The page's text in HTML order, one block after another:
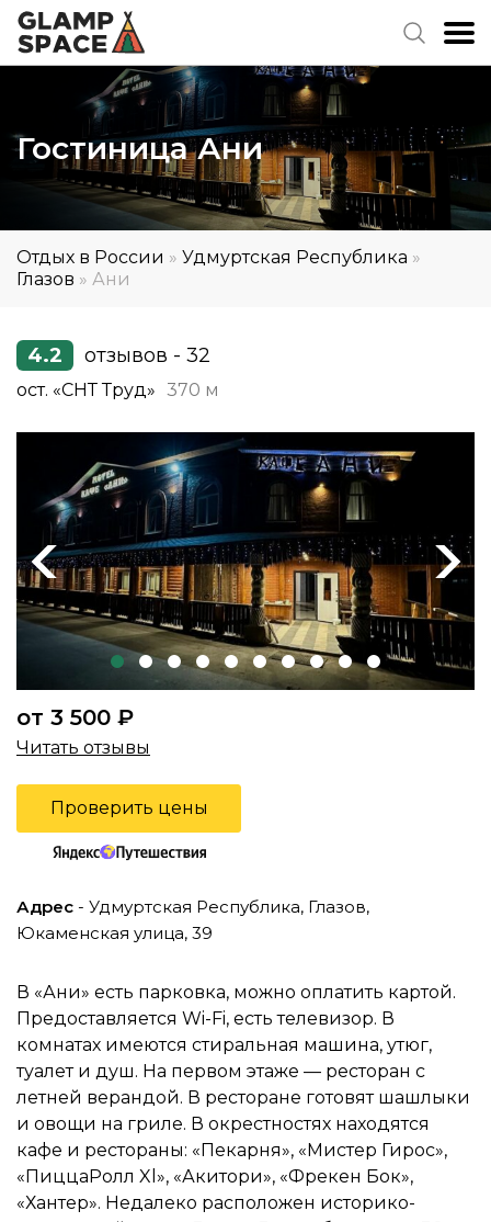
Гостиница Ани
Отдых в России » Удмуртская Республика »
Глазов » Ани
4.2 отзывов - 32
ост. «СНТ Труд» 370 м
Previous Next
от 3 500 ₽
Читать отзывы
Проверить цены
Адрес - Удмуртская Республика, Глазов,
Юкаменская улица, 39
В «Ани» есть парковка, можно оплатить картой.
Предоставляется Wi-Fi, есть телевизор. В
комнатах имеются стиральная машина, утюг,
туалет и душ. На первом этаже — ресторан с
летней верандой. В ресторане готовят шашлыки
и овощи на гриле. В окрестностях находятся
кафе и рестораны: «Пекарня», «Мистер Гирос»,
«ПиццаРолл Xl», «Акитори», «Фрекен Бок»,
«Хантер». Недалеко расположен историко-